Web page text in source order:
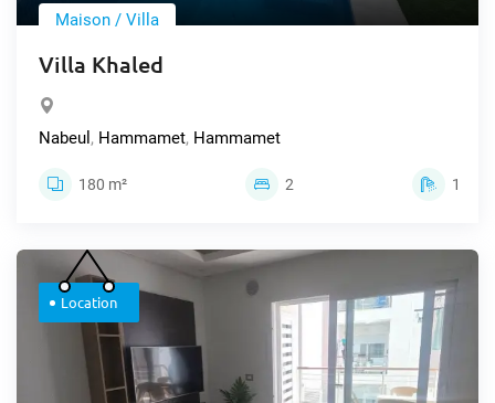
Maison / Villa
Villa Khaled
Nabeul , Hammamet, Hammamet
180 m² 2 1
Location